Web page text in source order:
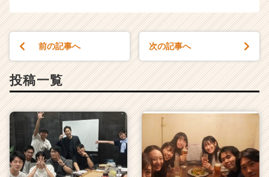
前の記事へ 次の記事へ
投稿一覧